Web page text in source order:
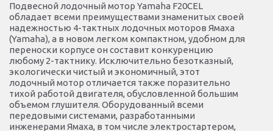
Подвесной лодочный мотор Yamaha F20CEL
обладает всеми преимуществами знаменитых своей
надежностью 4-тактных лодочных моторов Ямаха
(Yamaha), а в новом легком компактном, удобном для
переноски корпусе он составит конкуренцию
любому 2-тактнику. Исключительно безотказный,
экологически чистый и экономичный, этот
лодочный мотор отличается также поразительно
тихой работой двигателя, обусловленной большим
объемом глушителя. Оборудованный всеми
передовыми системами, разработанными
инженерами Ямаха, в том числе электростартером,